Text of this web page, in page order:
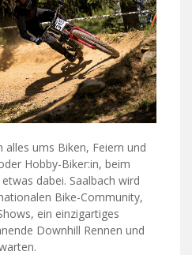
alles ums Biken, Feiern und
Hobby-Biker:in, beim
dabei. Saalbach wird
Bike-Community,
ein einzigartiges
Downhill Rennen und